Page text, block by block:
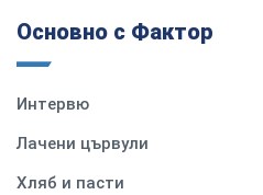
Основно с Фактор
Интервю
Лачени цървули
Хляб и пасти